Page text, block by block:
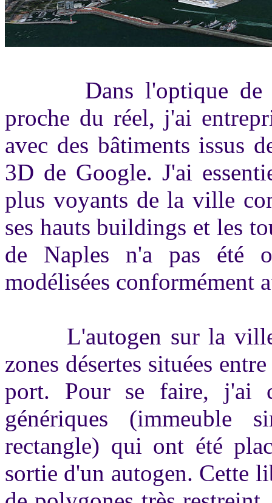
Dans l'optique de
proche du réel, j'ai
avec des bâtiments issus
3D de Google. J'ai
plus voyants de la ville
ses hauts buildings et les
de Naples n'a pas été
modélisées conformément
L'autogen sur la ville
zones désertes situées
port. Pour se faire, j'ai
génériques (immeuble
rectangle) qui ont été
sortie d'un autogen. Cette